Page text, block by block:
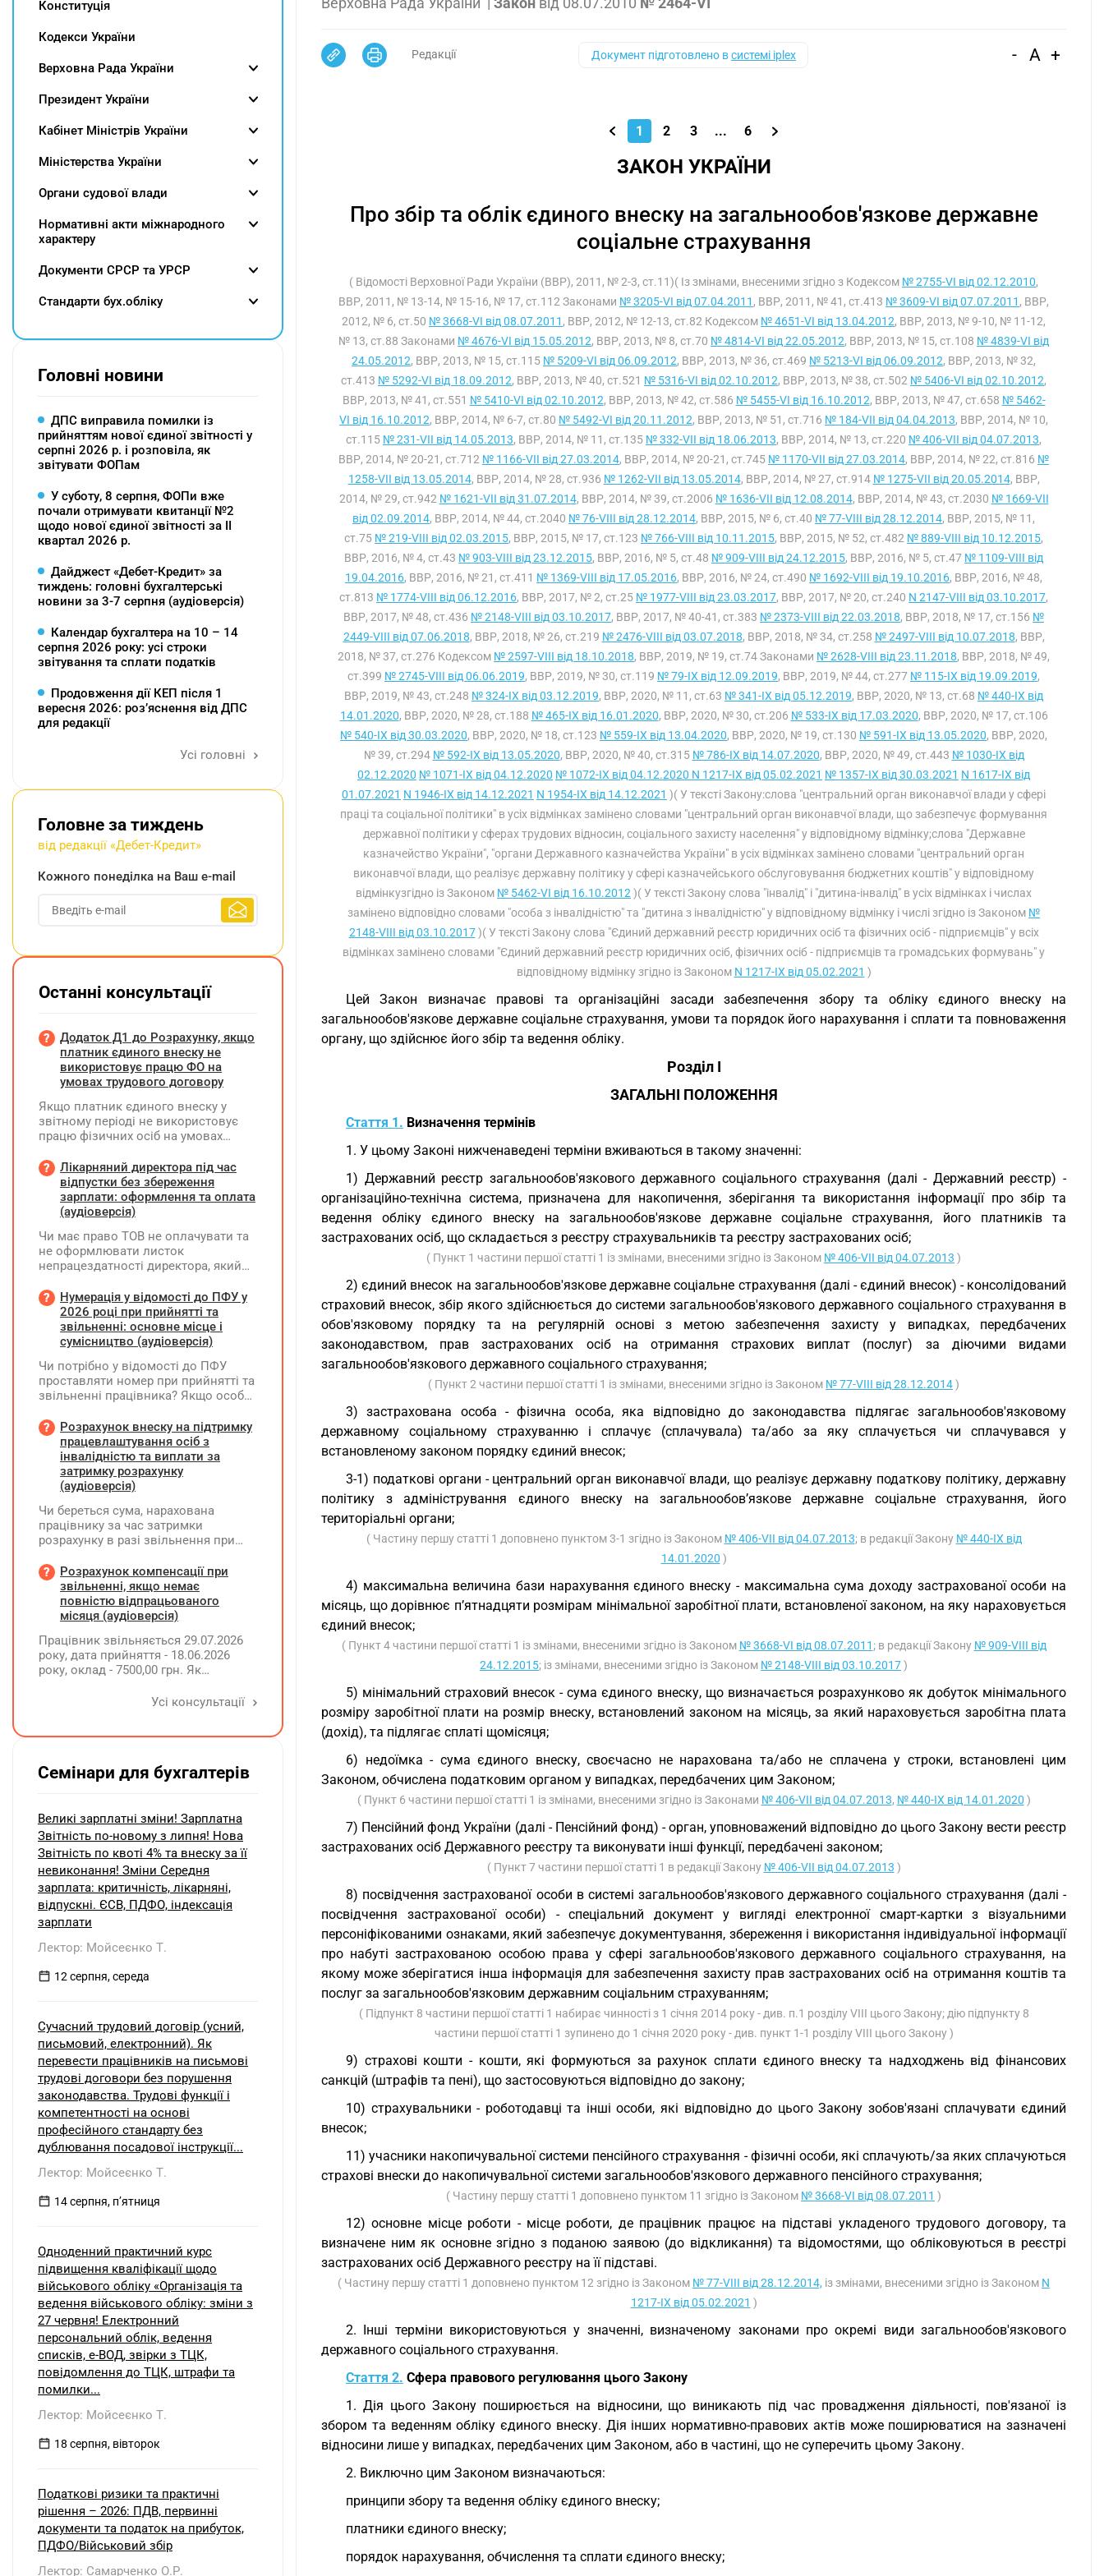
Редакції Документ підготовлено всистемі iplex - A +
1 2 3 ... 6
ЗАКОН УКРАЇНИ
Про збір та облік єдиного внеску на загальнообов'язкове державне
соціальне страхування
( Відомості Верховної Ради України (ВВР), 2011, № 2-3, ст.11)( Із змінами, внесеними згідно з Кодексом № 2755-VI від 02.12.2010,
ВВР, 2011, № 13-14, № 15-16, № 17, ст.112 Законами № 3205-VI від 07.04.2011 , ВВР, 2011, № 41, ст.413 № 3609-VI від 07.07.2011 , ВВР,
2012, № 6, ст.50 № 3668-VI від 08.07.2011 , ВВР, 2012, № 12-13, ст.82 Кодексом № 4651-VI від 13.04.2012, ВВР, 2013, № 9-10, № 11-12,
№ 13, ст.88 Законами № 4676-VI від 15.05.2012, ВВР, 2013, № 8, ст.70 № 4814-VI від 22.05.2012, ВВР, 2013, № 15, ст.108 № 4839-VI від
24.05.2012, ВВР, 2013, № 15, ст.115 № 5209-VI від 06.09.2012, ВВР, 2013, № 36, ст.469 № 5213-VI від 06.09.2012, ВВР, 2013, № 32,
ст.413 № 5292-VI від 18.09.2012, ВВР, 2013, № 40, ст.521 № 5316-VI від 02.10.2012, ВВР, 2013, № 38, ст.502 № 5406-VI від 02.10.2012,
ВВР, 2013, № 41, ст.551 № 5410-VI від 02.10.2012, ВВР, 2013, № 42, ст.586 № 5455-VI від 16.10.2012, ВВР, 2013, № 47, ст.658 № 5462-
VI від 16.10.2012, ВВР, 2014, № 6-7, ст.80 № 5492-VI від 20.11.2012, ВВР, 2013, № 51, ст.716 № 184-VII від 04.04.2013, ВВР, 2014, № 10,
ст.115 № 231-VII від 14.05.2013, ВВР, 2014, № 11, ст.135 № 332-VII від 18.06.2013, ВВР, 2014, № 13, ст.220 № 406-VII від 04.07.2013,
ВВР, 2014, № 20-21, ст.712 № 1166-VII від 27.03.2014, ВВР, 2014, № 20-21, ст.745 № 1170-VII від 27.03.2014, ВВР, 2014, № 22, ст.816 №
1258-VII від 13.05.2014, ВВР, 2014, № 28, ст.936 № 1262-VII від 13.05.2014, ВВР, 2014, № 27, ст.914 № 1275-VII від 20.05.2014, ВВР,
2014, № 29, ст.942 № 1621-VII від 31.07.2014, ВВР, 2014, № 39, ст.2006 № 1636-VII від 12.08.2014, ВВР, 2014, № 43, ст.2030 № 1669-VII
від 02.09.2014, ВВР, 2014, № 44, ст.2040 № 76-VIII від 28.12.2014, ВВР, 2015, № 6, ст.40 № 77-VIII від 28.12.2014, ВВР, 2015, № 11,
ст.75 № 219-VIII від 02.03.2015, ВВР, 2015, № 17, ст.123 № 766-VIII від 10.11.2015, ВВР, 2015, № 52, ст.482 № 889-VIII від 10.12.2015,
ВВР, 2016, № 4, ст.43 № 903-VIII від 23.12.2015, ВВР, 2016, № 5, ст.48 № 909-VIII від 24.12.2015, ВВР, 2016, № 5, ст.47 № 1109-VIII від
19.04.2016, ВВР, 2016, № 21, ст.411 № 1369-VIII від 17.05.2016, ВВР, 2016, № 24, ст.490 № 1692-VIII від 19.10.2016, ВВР, 2016, № 48,
ст.813 № 1774-VIII від 06.12.2016, ВВР, 2017, № 2, ст.25 № 1977-VIII від 23.03.2017, ВВР, 2017, № 20, ст.240 N 2147-VIII від 03.10.2017,
ВВР, 2017, № 48, ст.436 № 2148-VIII від 03.10.2017, ВВР, 2017, № 40-41, ст.383 № 2373-VIII від 22.03.2018, ВВР, 2018, № 17, ст.156 №
2449-VIII від 07.06.2018, ВВР, 2018, № 26, ст.219 № 2476-VIII від 03.07.2018, ВВР, 2018, № 34, ст.258 № 2497-VIII від 10.07.2018, ВВР,
2018, № 37, ст.276 Кодексом № 2597-VIII від 18.10.2018, ВВР, 2019, № 19, ст.74 Законами № 2628-VIII від 23.11.2018, ВВР, 2018, № 49,
ст.399 № 2745-VIII від 06.06.2019, ВВР, 2019, № 30, ст.119 № 79-IX від 12.09.2019, ВВР, 2019, № 44, ст.277 № 115-IX від 19.09.2019,
ВВР, 2019, № 43, ст.248 № 324-IX від 03.12.2019, ВВР, 2020, № 11, ст.63 № 341-IX від 05.12.2019, ВВР, 2020, № 13, ст.68 № 440-IX від
14.01.2020, ВВР, 2020, № 28, ст.188 № 465-IX від 16.01.2020, ВВР, 2020, № 30, ст.206 № 533-IX від 17.03.2020, ВВР, 2020, № 17, ст.106
№ 540-IX від 30.03.2020, ВВР, 2020, № 18, ст.123 № 559-IX від 13.04.2020, ВВР, 2020, № 19, ст.130 № 591-IX від 13.05.2020, ВВР, 2020,
№ 39, ст.294 № 592-IX від 13.05.2020, ВВР, 2020, № 40, ст.315 № 786-IX від 14.07.2020, ВВР, 2020, № 49, ст.443 № 1030-IX від
02.12.2020 № 1071-IX від 04.12.2020 № 1072-IX від 04.12.2020 N 1217-IX від 05.02.2021 № 1357-IX від 30.03.2021 N 1617-IX від
01.07.2021 N 1946-IX від 14.12.2021 N 1954-IX від 14.12.2021 )( У тексті Закону:слова "центральний орган виконавчої влади у сфері
праці та соціальної політики" в усіх відмінках замінено словами "центральний орган виконавчої влади, що забезпечує формування
державної політики у сферах трудових відносин, соціального захисту населення" у відповідному відмінку;слова "Державне
казначейство України", "органи Державного казначейства України" в усіх відмінках замінено словами "центральний орган
виконавчої влади, що реалізує державну політику у сфері казначейського обслуговування бюджетних коштів" у відповідному
відмінкузгідно із Законом № 5462-VI від 16.10.2012 )( У тексті Закону слова "інвалід" і "дитина-інвалід" в усіх відмінках і числах
замінено відповідно словами "особа з інвалідністю" та "дитина з інвалідністю" у відповідному відмінку і числі згідно із Законом №
2148-VIII від 03.10.2017)( У тексті Закону слова "Єдиний державний реєстр юридичних осіб та фізичних осіб - підприємців" у всіх
відмінках замінено словами "Єдиний державний реєстр юридичних осіб, фізичних осіб - підприємців та громадських формувань" у
відповідному відмінку згідно із Законом N 1217-IX від 05.02.2021 )
Цей Закон визначає правові та організаційні засади забезпечення збору та обліку єдиного внеску на
загальнообов'язкове державне соціальне страхування, умови та порядок його нарахування і сплати та повноваження
органу, що здійснює його збір та ведення обліку.
Розділ I
ЗАГАЛЬНІ ПОЛОЖЕННЯ
Стаття 1. Визначення термінів
1. У цьому Законі нижченаведені терміни вживаються в такому значенні:
1) Державний реєстр загальнообов'язкового державного соціального страхування (далі - Державний реєстр) -
організаційно-технічна система, призначена для накопичення, зберігання та використання інформації про збір та
ведення обліку єдиного внеску на загальнообов'язкове державне соціальне страхування, його платників та
застрахованих осіб, що складається з реєстру страхувальників та реєстру застрахованих осіб;
( Пункт 1 частини першої статті 1 із змінами, внесеними згідно із Законом № 406-VII від 04.07.2013 )
2) єдиний внесок на загальнообов'язкове державне соціальне страхування (далі - єдиний внесок) - консолідований
страховий внесок, збір якого здійснюється до системи загальнообов'язкового державного соціального страхування в
обов'язковому порядку та на регулярній основі з метою забезпечення захисту у випадках, передбачених
законодавством, прав застрахованих осіб на отримання страхових виплат (послуг) за діючими видами
загальнообов'язкового державного соціального страхування;
( Пункт 2 частини першої статті 1 із змінами, внесеними згідно із Законом № 77-VIII від 28.12.2014)
3) застрахована особа - фізична особа, яка відповідно до законодавства підлягає загальнообов'язковому
державному соціальному страхуванню і сплачує (сплачувала) та/або за яку сплачується чи сплачувався у
встановленому законом порядку єдиний внесок;
3-1) податкові органи - центральний орган виконавчої влади, що реалізує державну податкову політику, державну
політику з адміністрування єдиного внеску на загальнообов’язкове державне соціальне страхування, його
територіальні органи;
( Частину першу статті 1 доповнено пунктом 3-1 згідно із Законом № 406-VII від 04.07.2013; в редакції Закону № 440-IX від
14.01.2020 )
4) максимальна величина бази нарахування єдиного внеску - максимальна сума доходу застрахованої особи на
місяць, що дорівнює п’ятнадцяти розмірам мінімальної заробітної плати, встановленої законом, на яку нараховується
єдиний внесок;
( Пункт 4 частини першої статті 1 із змінами, внесеними згідно із Законом № 3668-VI від 08.07.2011 ; в редакції Закону № 909-VIII від
24.12.2015; із змінами, внесеними згідно із Законом № 2148-VIII від 03.10.2017)
5) мінімальний страховий внесок - сума єдиного внеску, що визначається розрахунково як добуток мінімального
розміру заробітної плати на розмір внеску, встановлений законом на місяць, за який нараховується заробітна плата
(дохід), та підлягає сплаті щомісяця;
6) недоїмка - сума єдиного внеску, своєчасно не нарахована та/або не сплачена у строки, встановлені цим
Законом, обчислена податковим органом у випадках, передбачених цим Законом;
( Пункт 6 частини першої статті 1 із змінами, внесеними згідно із Законами № 406-VII від 04.07.2013, № 440-IX від 14.01.2020 )
7) Пенсійний фонд України (далі - Пенсійний фонд) - орган, уповноважений відповідно до цього Закону вести реєстр
застрахованих осіб Державного реєстру та виконувати інші функції, передбачені законом;
( Пункт 7 частини першої статті 1 в редакції Закону № 406-VII від 04.07.2013 )
8) посвідчення застрахованої особи в системі загальнообов'язкового державного соціального страхування (далі -
посвідчення застрахованої особи) - спеціальний документ у вигляді електронної смарт-картки з візуальними
персоніфікованими ознаками, який забезпечує документування, збереження і використання індивідуальної інформації
про набуті застрахованою особою права у сфері загальнообов'язкового державного соціального страхування, на
якому може зберігатися інша інформація для забезпечення захисту прав застрахованих осіб на отримання коштів та
послуг за загальнообов'язковим державним соціальним страхуванням;
( Підпункт 8 частини першої статті 1 набирає чинності з 1 січня 2014 року - див. п.1 розділу VIII цього Закону; дію підпункту 8
частини першої статті 1 зупинено до 1 січня 2020 року - див. пункт 1-1 розділу VIII цього Закону )
9) страхові кошти - кошти, які формуються за рахунок сплати єдиного внеску та надходжень від фінансових
санкцій (штрафів та пені), що застосовуються відповідно до закону;
10) страхувальники - роботодавці та інші особи, які відповідно до цього Закону зобов'язані сплачувати єдиний
внесок;
11) учасники накопичувальної системи пенсійного страхування - фізичні особи, які сплачують/за яких сплачуються
страхові внески до накопичувальної системи загальнообов'язкового державного пенсійного страхування;
( Частину першу статті 1 доповнено пунктом 11 згідно із Законом № 3668-VI від 08.07.2011 )
12) основне місце роботи - місце роботи, де працівник працює на підставі укладеного трудового договору, та
визначене ним як основне згідно з поданою заявою (до відкликання) та відомостями, що обліковуються в реєстрі
застрахованих осіб Державного реєстру на її підставі.
( Частину першу статті 1 доповнено пунктом 12 згідно із Законом № 77-VIII від 28.12.2014, із змінами, внесеними згідно із Законом N
1217-IX від 05.02.2021 )
2. Інші терміни використовуються у значенні, визначеному законами про окремі види загальнообов'язкового
державного соціального страхування.
Стаття 2. Сфера правового регулювання цього Закону
1. Дія цього Закону поширюється на відносини, що виникають під час провадження діяльності, пов'язаної із
збором та веденням обліку єдиного внеску. Дія інших нормативно-правових актів може поширюватися на зазначені
відносини лише у випадках, передбачених цим Законом, або в частині, що не суперечить цьому Закону.
2. Виключно цим Законом визначаються:
принципи збору та ведення обліку єдиного внеску;
платники єдиного внеску;
порядок нарахування, обчислення та сплати єдиного внеску;
Конституція
Кодекси України
Верховна Рада України
Президент України
Кабінет Міністрів України
Міністерства України
Органи судової влади
Нормативні акти міжнародного
характеру
Документи СРСР та УРСР
Cтандарти бух.обліку
Головні новини
ДПС виправила помилки із
прийняттям нової єдиної звітності у
серпні 2026 р. і розповіла, як
звітувати ФОПам
У суботу, 8 серпня, ФОПи вже
почали отримувати квитанції №2
щодо нової єдиної звітності за ІІ
квартал 2026 р.
Дайджест «Дебет-Кредит» за
тиждень: головні бухгалтерські
новини за 3-7 серпня (аудіоверсія)
Календар бухгалтера на 10 – 14
серпня 2026 року: усі строки
звітування та сплати податків
Продовження дії КЕП після 1
вересня 2026: розʼяснення від ДПС
для редакції
Усі головні
Головне за тиждень
від редакції «Дебет-Кредит»
Кожного понеділка на Ваш e-mail
Останні консультації
Додаток Д1 до Розрахунку, якщо
платник єдиного внеску не
використовує працю ФО на
умовах трудового договору
Якщо платник єдиного внеску у
звітному періоді не використовує
працю фізичних осіб на умовах
на інших умовах, передбачених
законодавством, Додаток Д1/
Додаток ФІЗ-Д1 за відповідний
період не подається
Лікарняний директора під час
відпустки без збереження
зарплати: оформлення та оплата
(аудіоверсія)
Чи має право ТОВ не оплачувати та
не оформлювати листок
непрацездатності директора, який
збереження заробітної плати під час
призупинення діяльності
підприємства?
Нумерація у відомості до ПФУ у
2026 році при прийнятті та
звільненні: основне місце і
сумісництво (аудіоверсія)
Чи потрібно у відомості до ПФУ
проставляти номер при прийнятті та
звільненні працівника? Якщо особа
місцем роботи та за сумісництвом,
чи рахується це як два роботодавці?
Розрахунок внеску на підтримку
працевлаштування осіб з
інвалідністю та виплати за
затримку розрахунку
(аудіоверсія)
Чи береться сума, нарахована
працівнику за час затримки
розрахунку в разі звільнення при
заробітної плати (винагороди), для
розрахунку внеску на підтримку
працевлаштування осіб з
інвалідністю?
Розрахунок компенсації при
звільненні, якщо немає
повністю відпрацьованого
місяця (аудіоверсія)
Працівник звільняється 29.07.2026
року, дата прийняття - 18.06.2026
року, оклад - 7500,00 грн. Як
невикористаних днів відпустки при
Усі консультації
Семінари для бухгалтерів
Великі зарплатні зміни! Зарплатна
Звітність по-новому з липня! Нова
Звітність по квоті 4% та внеску за її
невиконання! Зміни Середня
зарплата: критичність, лікарняні,
відпускні. ЄСВ, ПДФО, індексація
зарплати
Лектор: Мойсеєнко Т.
12 серпня, середа
Сучасний трудовий договір (усний,
письмовий, електронний). Як
перевести працівників на письмові
трудові договори без порушення
законодавства. Трудові функції і
компетентності на основі
професійного стандарту без
дублювання посадової інструкції...
Лектор: Мойсеєнко Т.
14 серпня, пʼятниця
Одноденний практичний курс
підвищення кваліфікації щодо
військового обліку «Організація та
ведення військового обліку: зміни з
27 червня! Електронний
персональний облік, ведення
списків, е-ВОД, звірки з ТЦК,
повідомлення до ТЦК, штрафи та
помилки...
Лектор: Мойсеєнко Т.
18 серпня, вівторок
Податкові ризики та практичні
рішення – 2026: ПДВ, первинні
документи та податок на прибуток,
ПДФО/Військовий збір
Лектор: Самарченко О.Р.